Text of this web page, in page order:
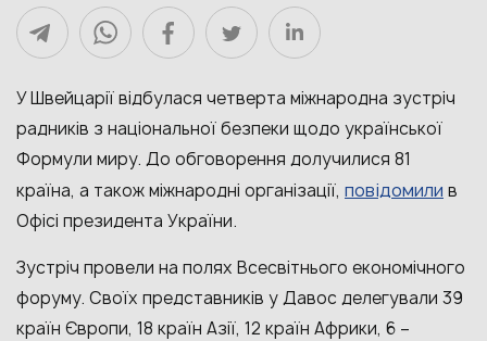
У Швейцарії відбулася четверта міжнародна зустріч
радників з національної безпеки щодо української
Формули миру. До обговорення долучилися 81
країна, а також міжнародні організації, повідомили в
Офісі президента України.
Зустріч провели на полях Всесвітнього економічного
форуму. Своїх представників у Давос делегували 39
країн Європи, 18 країн Азії, 12 країн Африки, 6 –